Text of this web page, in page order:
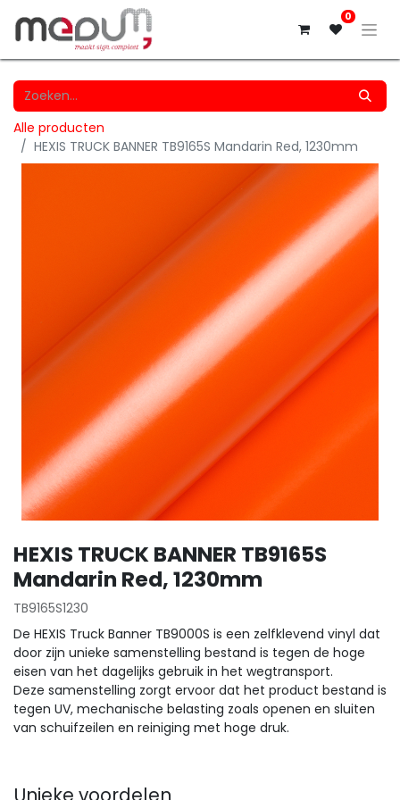
0
Alle producten
HEXIS TRUCK BANNER TB9165S Mandarin Red, 1230mm
HEXIS TRUCK BANNER TB9165S
Mandarin Red, 1230mm
TB9165S1230
De HEXIS Truck Banner TB9000S is een zelfklevend vinyl dat
door zijn unieke samenstelling bestand is tegen de hoge
eisen van het dagelijks gebruik in het wegtransport.
Deze samenstelling zorgt ervoor dat het product bestand is
tegen UV, mechanische belasting zoals openen en sluiten
van schuifzeilen en reiniging met hoge druk.